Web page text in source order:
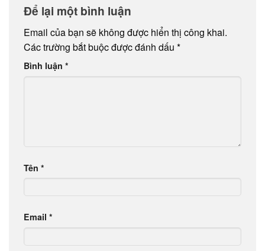
Để lại một bình luận
Email của bạn sẽ không được hiển thị công khai.
Các trường bắt buộc được đánh dấu *
Bình luận *
Tên *
Email *